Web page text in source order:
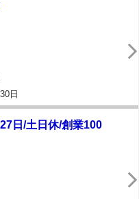
日
日/土日休/創業100